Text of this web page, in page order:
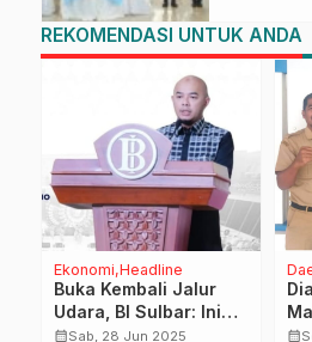
REKOMENDASI UNTUK ANDA
Ekonomi Headline
Buka Kembali Jalur
Udara, BI Sulbar: Ini
Langkah Cerdas
calendar_monthSab, 28 Jun 2025 calendar_month